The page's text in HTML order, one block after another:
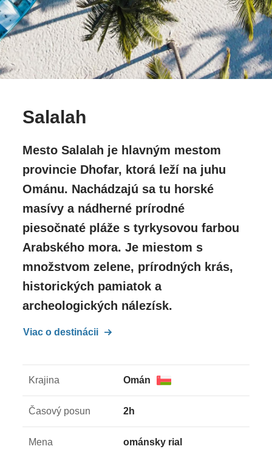
Salalah
Mesto Salalah je hlavným mestom
provincie Dhofar, ktorá leží na juhu
Ománu. Nachádzajú sa tu horské
masívy a nádherné prírodné
piesočnaté pláže s tyrkysovou farbou
Arabského mora. Je miestom s
množstvom zelene, prírodných krás,
historických pamiatok a
archeologických nálezísk.
Viac o destinácii
Krajina Omán
Časový posun 2h
Mena ománsky rial